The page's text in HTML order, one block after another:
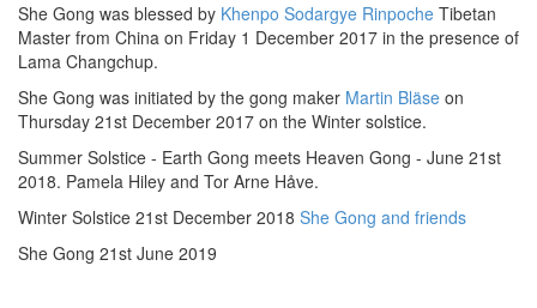
She Gong was blessed by Khenpo Sodargye Rinpoche Tibetan
Master from China on Friday 1 December 2017 in the presence of
Lama Changchup.
She Gong was initiated by the gong maker Martin Bläse on
Thursday 21st December 2017 on the Winter solstice.
Summer Solstice - Earth Gong meets Heaven Gong - June 21st
2018. Pamela Hiley and Tor Arne Håve.
Winter Solstice 21st December 2018 She Gong and friends
She Gong 21st June 2019